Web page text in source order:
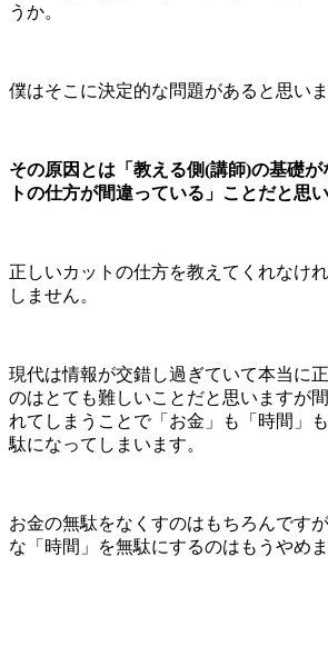
うか。
僕はそこに決定的な問題があると思いま
その原因とは「教える側(講師)の基礎
トの仕方が間違っている」ことだと思い
正しいカットの仕方を教えてくれなけ
しません。
現代は情報が交錯し過ぎていて本当に
のはとても難しいことだと思いますが
れてしまうことで「お金」も「時間」
駄になってしまいます。
お金の無駄をなくすのはもちろんです
な「時間」を無駄にするのはもうやめま